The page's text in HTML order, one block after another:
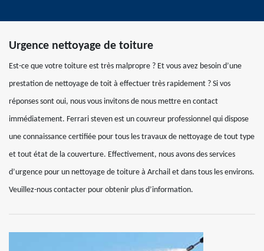
Urgence nettoyage de toiture
Est-ce que votre toiture est très malpropre ? Et vous avez besoin d’une
prestation de nettoyage de toit à effectuer très rapidement ? Si vos
réponses sont oui, nous vous invitons de nous mettre en contact
immédiatement. Ferrari steven est un couvreur professionnel qui dispose
une connaissance certifiée pour tous les travaux de nettoyage de tout type
et tout état de la couverture. Effectivement, nous avons des services
d’urgence pour un nettoyage de toiture à Archail et dans tous les environs.
Veuillez-nous contacter pour obtenir plus d’information.